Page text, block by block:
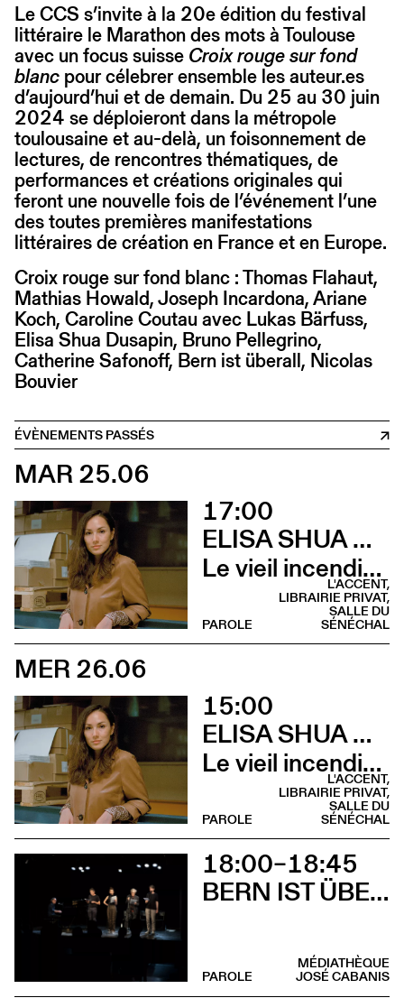
Le CCS s’invite à la 20e édition du festival
littéraire le Marathon des mots à Toulouse
avec un focus suisse Croix rouge sur fond
blanc pour célebrer ensemble les auteur.es
d’aujourd’hui et de demain. Du 25 au 30 juin
2024 se déploieront dans la métropole
toulousaine et au-delà, un foisonnement de
lectures, de rencontres thématiques, de
performances et créations originales qui
feront une nouvelle fois de l’événement l’une
des toutes premières manifestations
littéraires de création en France et en Europe.
Croix rouge sur fond blanc : Thomas Flahaut,
Mathias Howald, Joseph Incardona, Ariane
Koch, Caroline Coutau avec Lukas Bärfuss,
Elisa Shua Dusapin, Bruno Pellegrino,
Catherine Safonoff, Bern ist überall, Nicolas
Bouvier
ÉVÈNEMENTS PASSÉS
MAR 25.06
17:00
ELISA SHUA DUSAPIN
Le vieil incendie (Rencontre - Librairie Privat)
L'ACCENT,
LIBRAIRIE PRIVAT,
SALLE DU
SÉNÉCHAL
PAROLE
MER 26.06
15:00
ELISA SHUA DUSAPIN
Le vieil incendie (Lecture musicale - Salle du Sénéchal)
L'ACCENT,
LIBRAIRIE PRIVAT,
SALLE DU
SÉNÉCHAL
PAROLE
18:00–18:45
BERN IST ÜBERALL
MÉDIATHÈQUE
JOSÉ CABANIS
PAROLE